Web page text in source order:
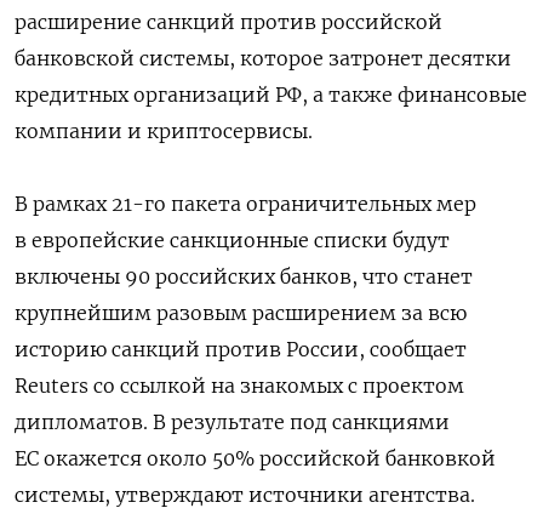
расширение санкций против российской
банковской системы, которое затронет десятки
кредитных организаций РФ, а также финансовые
компании и криптосервисы.
В рамках 21-го пакета ограничительных мер
в европейские санкционные списки будут
включены 90 российских банков, что станет
крупнейшим разовым расширением за всю
историю санкций против России, сообщает
Reuters со ссылкой на знакомых с проектом
дипломатов. В результате под санкциями
ЕС окажется около 50% российской банковкой
системы, утверждают источники агентства.